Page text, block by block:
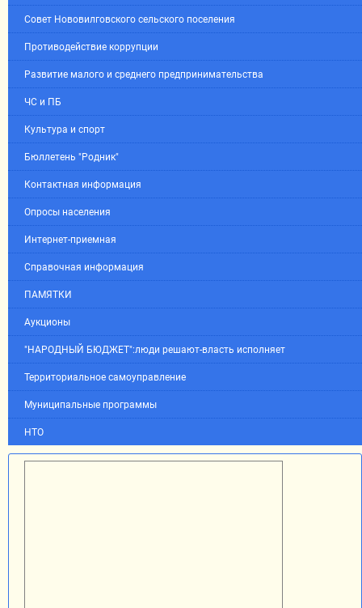
Совет Нововилговского сельского поселения
Противодействие коррупции
Развитие малого и среднего предпринимательства
ЧС и ПБ
Культура и спорт
Бюллетень "Родник"
Контактная информация
Опросы населения
Интернет-приемная
Справочная информация
ПАМЯТКИ
Аукционы
"НАРОДНЫЙ БЮДЖЕТ":люди решают-власть исполняет
Территориальное самоуправление
Муниципальные программы
НТО